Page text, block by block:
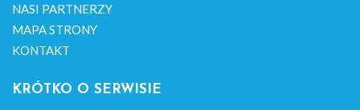
NASI PARTNERZY
MAPA STRONY
KONTAKT
KRÓTKO O SERWISIE